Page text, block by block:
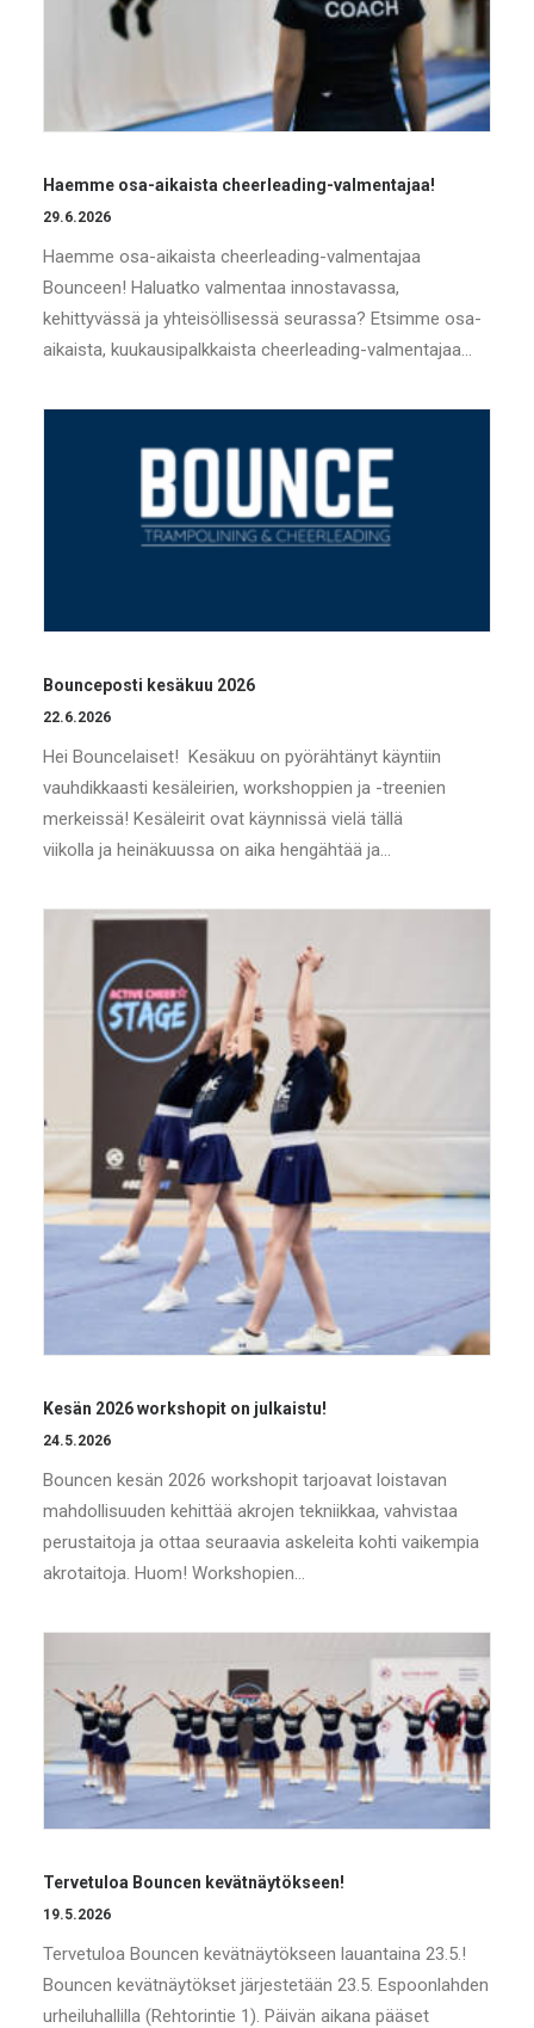
Haemme osa-aikaista cheerleading-valmentajaa!
29.6.2026
Haemme osa-aikaista cheerleading-valmentajaa
Bounceen! Haluatko valmentaa innostavassa,
kehittyvässä ja yhteisöllisessä seurassa? Etsimme osa-
aikaista, kuukausipalkkaista cheerleading-valmentajaa…
Bounceposti kesäkuu 2026
22.6.2026
Hei Bouncelaiset! Kesäkuu on pyörähtänyt käyntiin
vauhdikkaasti kesäleirien, workshoppien ja -treenien
merkeissä! Kesäleirit ovat käynnissä vielä tällä
viikolla ja heinäkuussa on aika hengähtää ja…
Kesän 2026 workshopit on julkaistu!
24.5.2026
Bouncen kesän 2026 workshopit tarjoavat loistavan
mahdollisuuden kehittää akrojen tekniikkaa, vahvistaa
perustaitoja ja ottaa seuraavia askeleita kohti vaikempia
akrotaitoja. Huom! Workshopien…
Tervetuloa Bouncen kevätnäytökseen!
19.5.2026
Tervetuloa Bouncen kevätnäytökseen lauantaina 23.5.!
Bouncen kevätnäytökset järjestetään 23.5. Espoonlahden
urheiluhallilla (Rehtorintie 1). Päivän aikana pääset